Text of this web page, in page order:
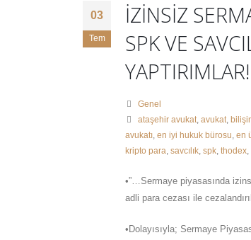
03
Tem
İZİNSİZ
SPK VE
YAPTIRIMLAR!
Genel
ataşehir avukat, avukat,
avukatı en iyi hukuk bürosu en
kripto para savcılık spk thodex
•”…Sermaye piyasasında
adli para cezası ile
•Dolayısıyla; Sermaye